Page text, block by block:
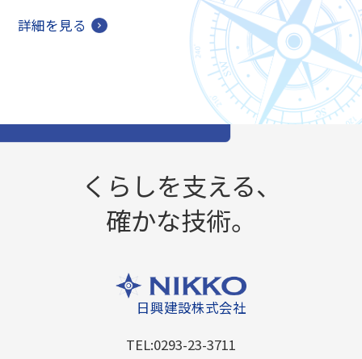
詳細を見る
くらしを支える、
確かな技術。
日興建設株式会社
TEL:0293-23-3711